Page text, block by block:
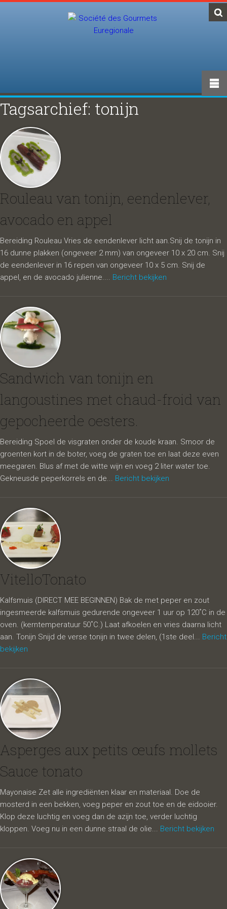
Tagsarchief: tonijn
Rouleau van tonijn, eendenlever,
avocado en appel
Bereiding Rouleau Vries de eendenlever licht aan.Snij de tonijn in
16 dunne plakken (ongeveer 2 mm) van ongeveer 10 x 20 cm. Snij
de eendenlever in 16 repen van ongeveer 10 x 5 cm. Snij de
appel, en de avocado julienne.... Bericht bekijken
Sandwich van tonijn en
langoustines met chaud-froid van
gepocheerde oesters.
Bereiding Spoel de visgraten onder de koude kraan. Smoor de
groenten kort in de boter, voeg de graten toe en laat deze even
meegaren. Blus af met de witte wijn en voeg 2 liter water toe.
Gekneusde peperkorrels en de... Bericht bekijken
VitelloTonato
Kalfsmuis (DIRECT MEE BEGINNEN) Bak de met peper en zout
ingesmeerde kalfsmuis gedurende ongeveer 1 uur op 120˚C in de
oven. (kerntemperatuur 50˚C.) Laat afkoelen en vries daarna licht
aan. Tonijn Snijd de verse tonijn in twee delen, (1ste deel... Bericht
bekijken
Asperges aux petits œufs mollets
Sauce tonato
Mayonaise Zet alle ingrediënten klaar en materiaal. Doe de
mosterd in een bekken, voeg peper en zout toe en de eidooier.
Klop deze luchtig en voeg dan de azijn toe, verder luchtig
kloppen. Voeg nu in een dunne straal de olie... Bericht bekijken